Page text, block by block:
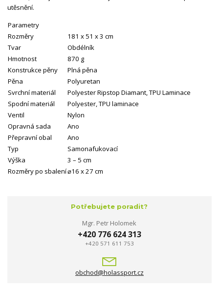
utěsnění.
Parametry
Rozměry
181 x 51 x 3 cm
Tvar
Obdélník
Hmotnost
870 g
Konstrukce pěny
Plná pěna
Pěna
Polyuretan
Svrchní materiál
Polyester Ripstop Diamant, TPU Laminace
Spodní materiál
Polyester, TPU laminace
Ventil
Nylon
Opravná sada
Ano
Přepravní obal
Ano
Typ
Samonafukovací
Výška
3 – 5 cm
Rozměry po sbalení⌀16 x 27 cm
Potřebujete poradit?
Mgr. Petr Holomek
+420 776 624 313
+420 571 611 753
obchod@holassport.cz